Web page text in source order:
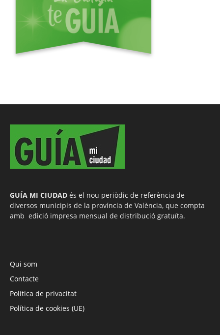
GUÍA MI CIUDAD és el nou periòdic de referència de
diversos municipis de la província de València, que compta
amb edició impresa mensual de distribució gratuïta.
Qui som
Contacte
Política de privacitat
Política de cookies (UE)